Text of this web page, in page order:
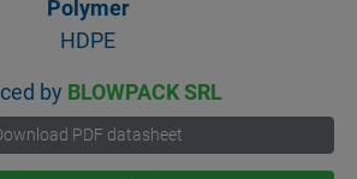
Polymer
HDPE
by BLOWPACK SRL
PDF datasheet